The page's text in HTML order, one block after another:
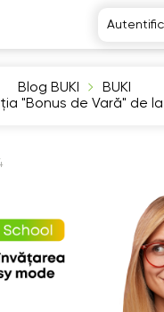
Blog BUKI
BUKI
"Bonus de Vară" de la